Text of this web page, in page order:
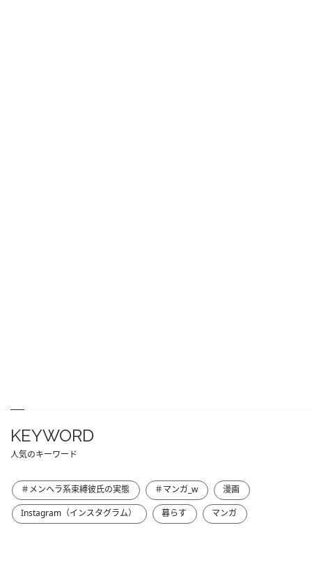
KEYWORD
人気のキーワード
＃メンヘラ系束縛彼氏の実態 ＃マンガ_w
漫画
Instagram（インスタグラム）
暮らす マンガ